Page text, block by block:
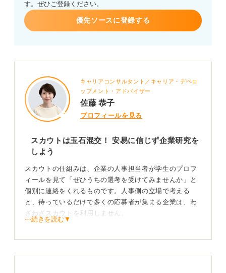
す。ぜひご登録ください。
優先ソースに登録する
キャリアコンサルタント／キャリア・デベロ
ップメント・アドバイザー
佐藤 恭子
プロフィールを見る
スカウトは玉石混交！ 安易に信じず企業研究を
しよう
スカウトの仕組みは、企業の人事担当者が学生のプロフ
ィールを見て「ぜひうちの選考を受けてみませんか」と
個別に連絡をくれるものです。人事側の立場で考える
と、待っているだけで多くの応募者が集まる企業は、わ
ざわざスカウトを利用しません。
企業により、知名度があまり高くない企業や、応募者が
⋯続きを読む▼